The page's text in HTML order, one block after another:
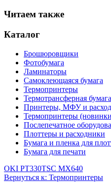
Читаем также
Каталог
Брошюровщики
Фотобумага
Ламинаторы
Самоклеющаяся бумага
Термопринтеры
Термотрансферная бумага
Принтеры, МФУ и
Термопринтеры
Послепечатное
Плоттеры и расходники
Бумага и пленка для
Бумага для печати
OKI PT330TSC MX640
Вернуться к: Термопринтеры